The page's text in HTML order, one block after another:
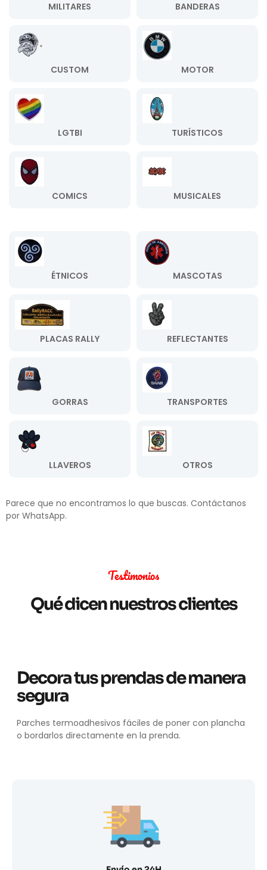
MILITARES BANDERAS
CUSTOM MOTOR
LGTBI TURÍSTICOS
COMICS MUSICALES
ÉTNICOS MASCOTAS
PLACAS RALLY REFLECTANTES
GORRAS TRANSPORTES
LLAVEROS OTROS
Parece que no encontramos lo que buscas. Contáctanos
por WhatsApp.
Testimonios
Qué dicen nuestros clientes
Decora tus prendas de manera
segura
Parches termoadhesivos fáciles de poner con plancha
o bordarlos directamente en la prenda.